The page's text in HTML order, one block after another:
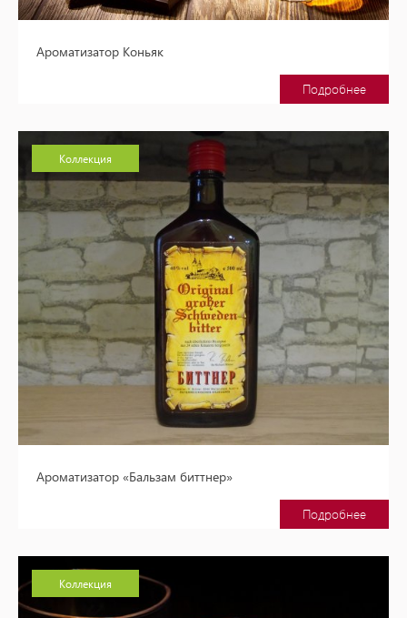
Ароматизатор Коньяк
Подробнее
Коллекция
Ароматизатор «Бальзам биттнер»
Подробнее
Коллекция